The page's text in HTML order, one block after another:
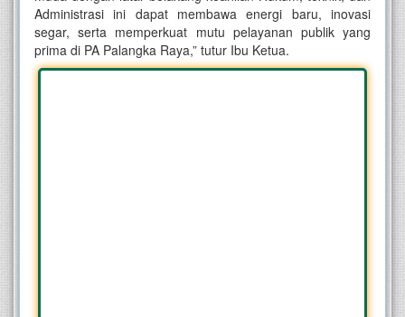
Administrasi ini dapat membawa energi baru, inovasi
segar, serta memperkuat mutu pelayanan publik yang
prima di PA Palangka Raya,” tutur Ibu Ketua.